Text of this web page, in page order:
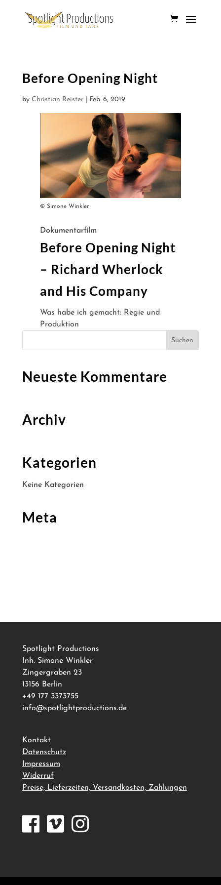
Before Opening Night
by Christian Reister| Feb. 6, 2019
© Simone Winkler
Dokumentarfilm
Before Opening Night
– Richard Wherlock
and His Company
Was habe ich gemacht: Regie und
Produktion
Neueste Kommentare
Archiv
Kategorien
Keine Kategorien
Meta
Spotlight Productions
Inh. Simone Winkler
Zingergraben 23
13156 Berlin
+49 177 3373755
info@spotlightproductions.de
Kontakt
Datenschutz
Impressum
Widerruf
Preise, Lieferzeiten, Versandkosten, Zahlungen